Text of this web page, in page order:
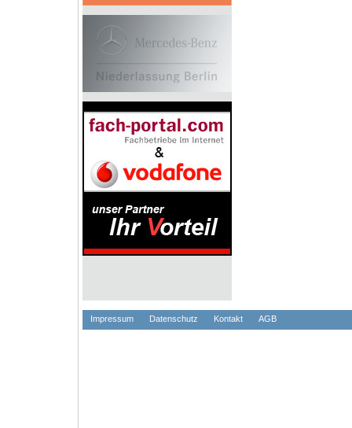
Impressum Datenschutz Kontakt AGB